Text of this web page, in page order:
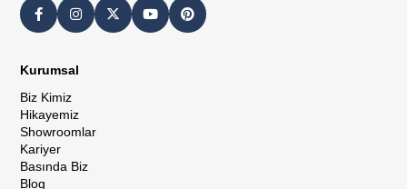
Kurumsal
Biz Kimiz
Hikayemiz
Showroomlar
Kariyer
Basında Biz
Blog